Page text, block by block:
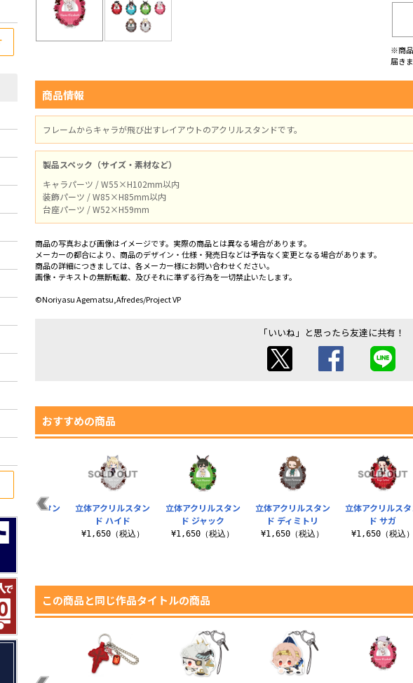
※商
届き
商品情報
フレームからキャラが飛び出すレイアウトのアクリルスタンドです。
製品スペック（サイズ・素材など）
キャラパーツ / W55×H102mm以内
装飾パーツ / W85×H85mm以内
台座パーツ / W52×H59mm
商品の写真および画像はイメージです。実際の商品とは異なる場合があります。
メーカーの都合により、商品のデザイン・仕様・発売日などは予告なく変更となる場合があります。
商品の詳細につきましては、各メーカー様にお問い合わせください。
画像・テキストの無断転載、及びそれに準ずる行為を一切禁止いたします。
©Noriyasu Agematsu,Afredes/Project VP
「いいね」と思ったら友達に共有！
おすすめの商品
立体アクリルスタン
ド ディミトリ
¥1,650（税込）
立体アクリルス
ド サガ
¥1,650（税込
アクリルスタン
ド ミスト
（税込）
立体アクリルスタン
ド ハイド
¥1,650（税込）
立体アクリルスタン
ド ジャック
¥1,650（税込）
この商品と同じ作品タイトルの商品